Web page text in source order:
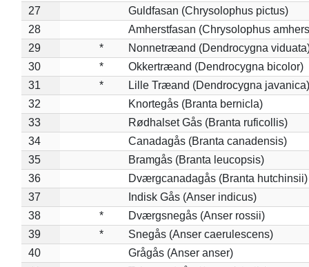
27
Guldfasan (Chrysolophus pictus)
28
Amherstfasan (Chrysolophus
29
*
Nonnetræand (Dendrocygna
30
*
Okkertræand (Dendrocygna bicolor)
31
*
Lille Træand (Dendrocygna javanica)
32
Knortegås (Branta bernicla)
33
Rødhalset Gås (Branta ruficollis)
34
Canadagås (Branta canadensis)
35
Bramgås (Branta leucopsis)
36
Dværgcanadagås (Branta hutchinsii)
37
Indisk Gås (Anser indicus)
38
*
Dværgsnegås (Anser rossii)
39
*
Snegås (Anser caerulescens)
40
Grågås (Anser anser)